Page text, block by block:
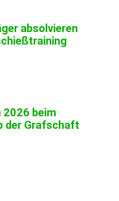
absolvieren
2026 beim
der Grafschaft